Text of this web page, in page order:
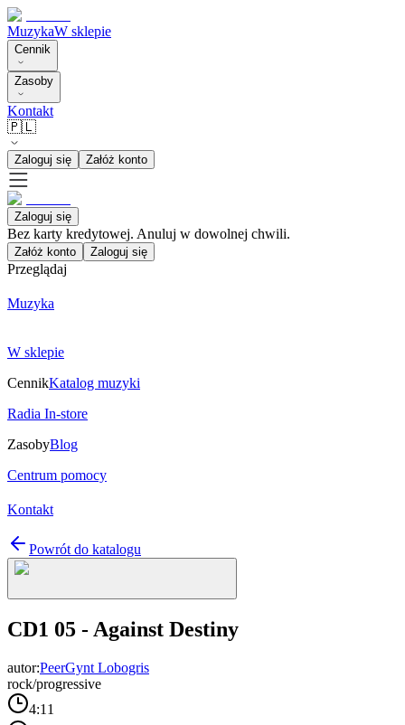
MuzykaW sklepie
Cennik
Zasoby
Kontakt
🇵🇱
Zaloguj się Załóż konto
Zaloguj się
Bez karty kredytowej. Anuluj w dowolnej chwili.
Załóż konto Zaloguj się
Przeglądaj
Muzyka
W sklepie
CennikKatalog muzyki
Radia In-store
ZasobyBlog
Centrum pomocy
Kontakt
Powrót do katalogu
CD1 05 - Against Destiny
autor:PeerGynt Lobogris
rock/progressive
4:11